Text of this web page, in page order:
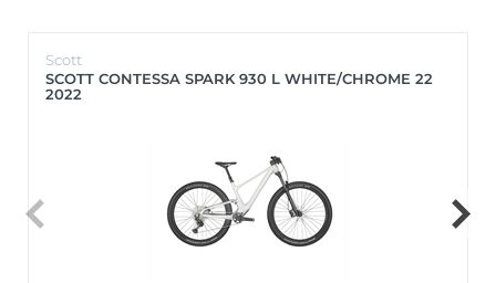
Scott
SCOTT CONTESSA SPARK 930 L WHITE/CHROME 22
2022